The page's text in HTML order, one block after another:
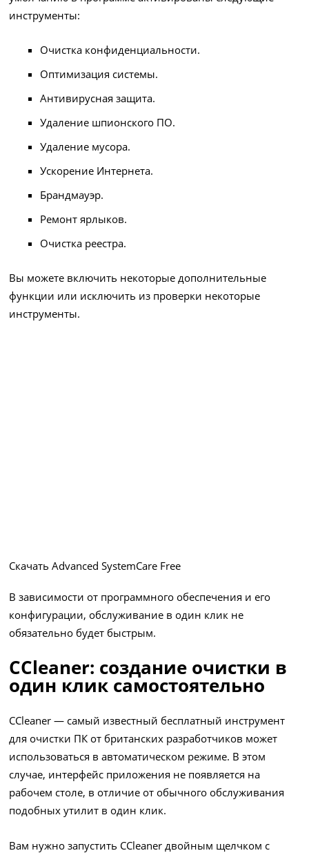
инструменты:
Очистка конфиденциальности.
Оптимизация системы.
Антивирусная защита.
Удаление шпионского ПО.
Удаление мусора.
Ускорение Интернета.
Брандмауэр.
Ремонт ярлыков.
Очистка реестра.
Вы можете включить некоторые дополнительные
функции или исключить из проверки некоторые
инструменты.
Скачать Advanced SystemCare Free
В зависимости от программного обеспечения и его
конфигурации, обслуживание в один клик не
обязательно будет быстрым.
CCleaner: создание очистки в
один клик самостоятельно
CCleaner — самый известный бесплатный инструмент
для очистки ПК от британских разработчиков может
использоваться в автоматическом режиме. В этом
случае, интерфейс приложения не появляется на
рабочем столе, в отличие от обычного обслуживания
подобных утилит в один клик.
Вам нужно запустить CCleaner двойным щелчком с